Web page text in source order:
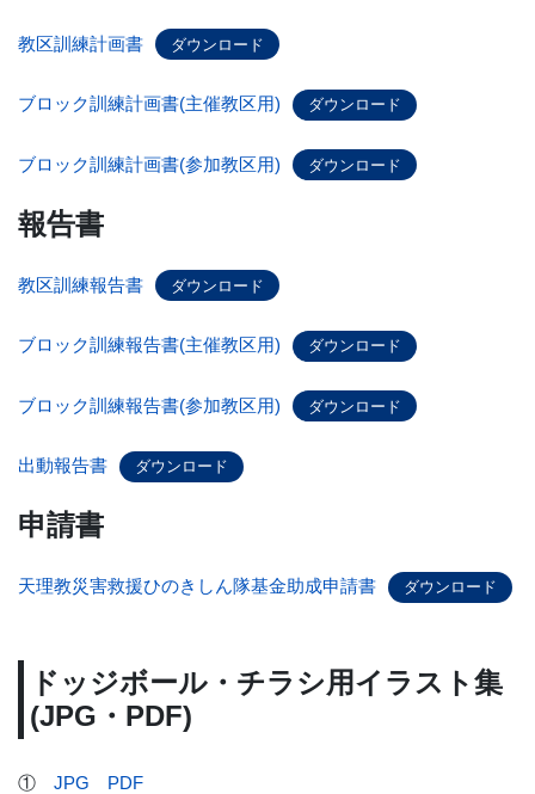
教区訓練計画書 ダウンロード
ブロック訓練計画書(主催教区用) ダウンロード
ブロック訓練計画書(参加教区用) ダウンロード
報告書
教区訓練報告書 ダウンロード
ブロック訓練報告書(主催教区用) ダウンロード
ブロック訓練報告書(参加教区用) ダウンロード
出動報告書 ダウンロード
申請書
天理教災害救援ひのきしん隊基金助成申請書 ダウンロード
ドッジボール・チラシ用イラスト集
(JPG・PDF)
① JPG PDF